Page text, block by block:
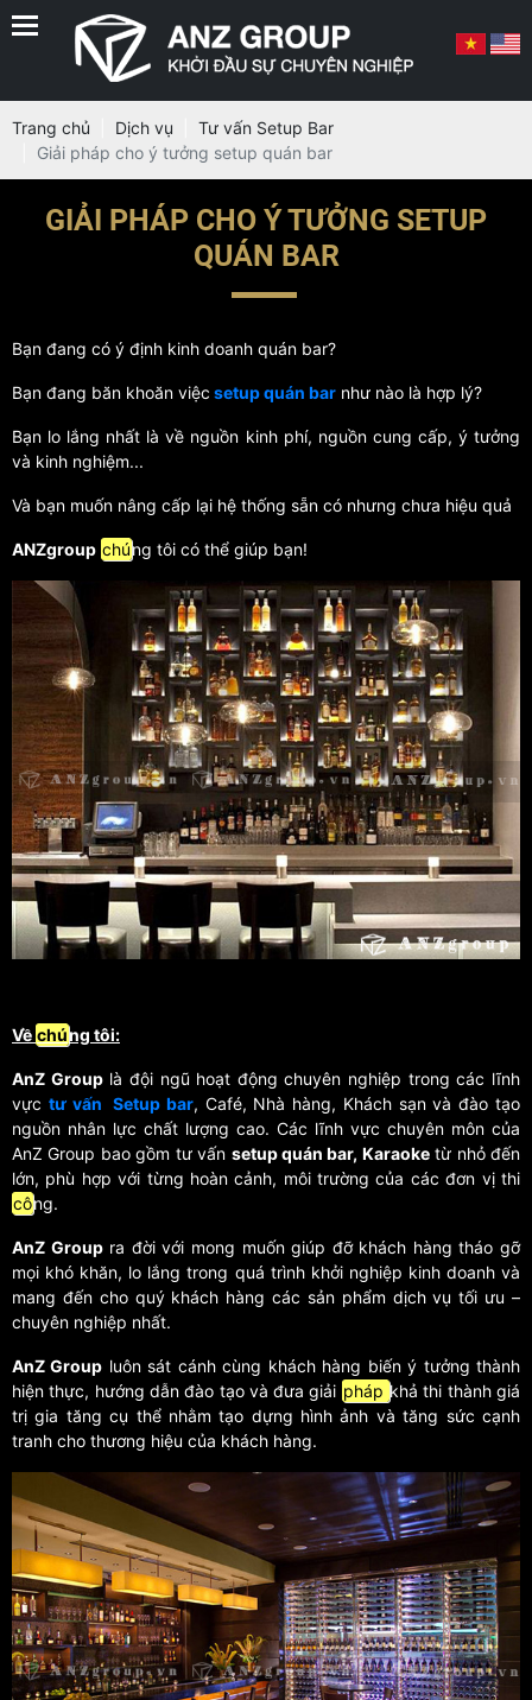
Trang chủ Dịch vụ
Tư vấn Setup Bar
Giải pháp cho ý tưởng setup quán bar
GIẢI PHÁP CHO Ý TƯỞNG SETUP
QUÁN BAR
Bạn đang có ý định kinh doanh quán bar?
Bạn đang băn khoăn việc setup quán bar như nào là hợp lý?
Bạn lo lắng nhất là về nguồn kinh phí, nguồn cung cấp, ý tưởng
và kinh nghiệm...
Và bạn muốn nâng cấp lại hệ thống sẵn có nhưng chưa hiệu quả
ANZgroup chúng tôi có thể giúp bạn!
Về chúng tôi:
AnZ Grouplà đội ngũ hoạt động chuyên nghiệp trong các lĩnh
vực tư vấn Setup bar, Café, Nhà hàng, Khách sạn và đào tạo
nguồn nhân lực chất lượng cao. Các lĩnh vực chuyên môn của
AnZ Group bao gồm tư vấn setup quán bar, Karaoketừ nhỏ đến
lớn, phù hợp với từng hoàn cảnh, môi trường của các đơn vị thi
công.
AnZ Groupra đời với mong muốn giúp đỡ khách hàng tháo gỡ
mọi khó khăn, lo lắng trong quá trình khởi nghiệp kinh doanh và
mang đến cho quý khách hàng các sản phẩm dịch vụ tối ưu –
chuyên nghiệp nhất.
AnZ Group luôn sát cánh cùng khách hàng biến ý tưởng thành
hiện thực, hướng dẫn đào tạo và đưa giải pháp khả thi thành giá
trị gia tăng cụ thể nhằm tạo dựng hình ảnh và tăng sức cạnh
tranh cho thương hiệu của khách hàng.